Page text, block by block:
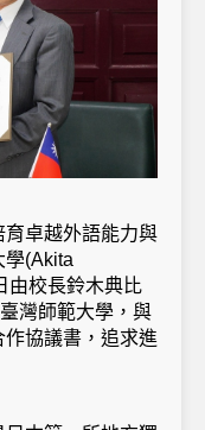
育卓越外語能力與
學(Akita
由校長鈴木典比
灣師範大學，與
協議書，追求進